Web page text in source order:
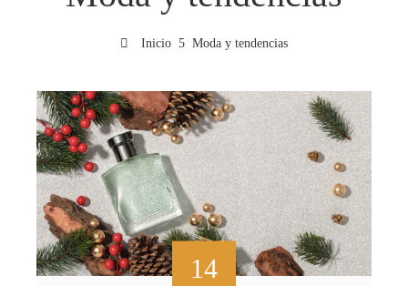
Inicio Moda y tendencias
14